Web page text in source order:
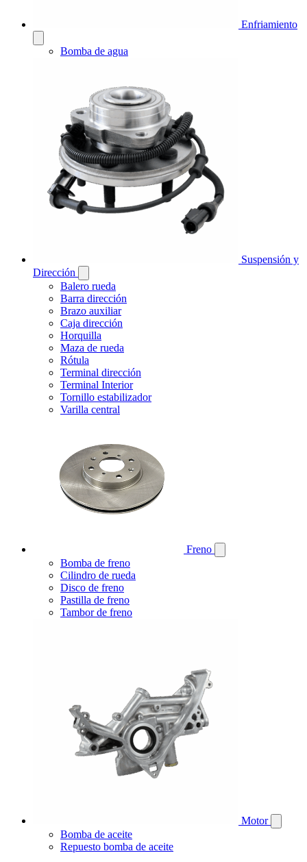
Enfriamiento
Bomba de agua
Suspensión y
Dirección
Balero rueda
Barra dirección
Brazo auxiliar
Caja dirección
Horquilla
Maza de rueda
Rótula
Terminal dirección
Terminal Interior
Tornillo estabilizador
Varilla central
Freno
Bomba de freno
Cilindro de rueda
Disco de freno
Pastilla de freno
Tambor de freno
Motor
Bomba de aceite
Repuesto bomba de aceite